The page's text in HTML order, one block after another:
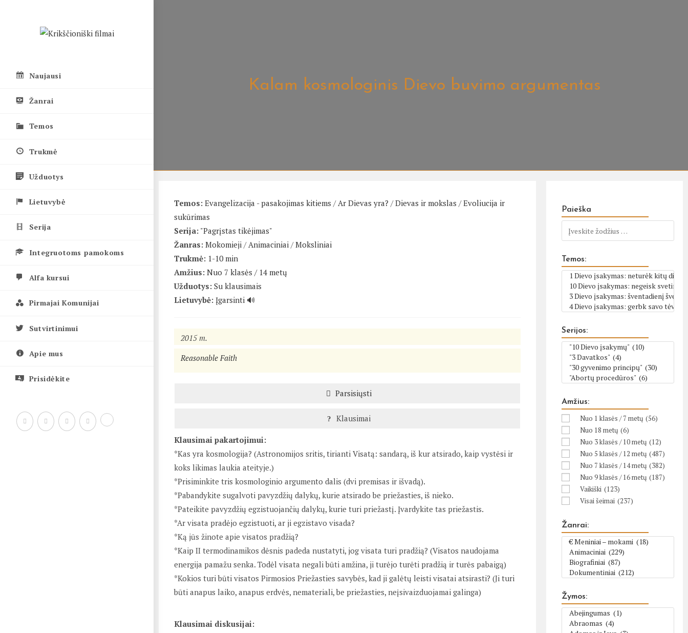
Naujausi
Žanrai
Temos
Trukmė
Užduotys
Lietuvybė
Serija
Integruotoms pamokoms
Alfa kursui
Pirmajai Komunijai
Sutvirtinimui
Apie mus
Prisidėkite
Kalam kosmologinis Dievo buvimo argumentas
Temos: Evangelizacija - pasakojimas kitiems /Ar Dievas yra? /Dievas ir mokslas /Evoliucija ir
sukūrimas
Serija: "Pagrįstas tikėjimas"
Žanras: Mokomieji /Animaciniai /Moksliniai
Trukmė: 1-10 min
Amžius: Nuo 7 klasės / 14 metų
Užduotys: Su klausimais
Lietuvybė: Įgarsinti 🔊
2015 m.
Reasonable Faith
Parsisiųsti
Klausimai
Klausimai pakartojimui:
*Kas yra kosmologija? (Astronomijos sritis, tirianti Visatą: sandarą, iš kur atsirado, kaip vystėsi ir
koks likimas laukia ateityje.)
*Prisiminkite tris kosmologinio argumento dalis (dvi premisas ir išvadą).
*Pabandykite sugalvoti pavyzdžių dalykų, kurie atsirado be priežasties, iš nieko.
*Pateikite pavyzdžių egzistuojančių dalykų, kurie turi priežastį. Įvardykite tas priežastis.
*Ar visata pradėjo egzistuoti, ar ji egzistavo visada?
*Ką jūs žinote apie visatos pradžią?
*Kaip II termodinamikos dėsnis padeda nustatyti, jog visata turi pradžią? (Visatos naudojama
energija pamažu senka. Todėl visata negali būti amžina, ji turėjo turėti pradžią ir turės pabaigą)
*Kokios turi būti visatos Pirmosios Priežasties savybės, kad ji galėtų leisti visatai atsirasti? (Ji turi
būti anapus laiko, anapus erdvės, nemateriali, be priežasties, neįsivaizduojamai galinga)
Klausimai diskusijai:
Paieška
Temos:
Serijos:
Amžius:
Nuo 1 klasės / 7 metų (56)
Nuo 18 metų (6)
Nuo 3 klasės / 10 metų (12)
Nuo 5 klasės / 12 metų (487)
Nuo 7 klasės / 14 metų (382)
Nuo 9 klasės / 16 metų (187)
Vaikiški (123)
Visai šeimai (237)
Žanrai:
Žymos: